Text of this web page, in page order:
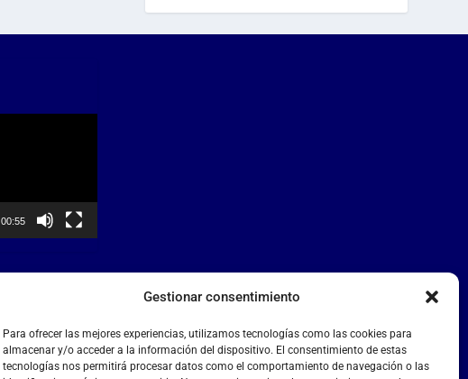
Gestionar consentimiento
Para ofrecer las mejores experiencias, utilizamos tecnologías como las cookies para
almacenar y/o acceder a la información del dispositivo. El consentimiento de estas
tecnologías nos permitirá procesar datos como el comportamiento de navegación o las
00:55